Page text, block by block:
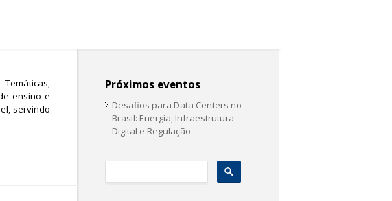
o
e
b
ensino e
servindo
Próximos eventos
Desafios para Data Centers no
Brasil: Energia, Infraestrutura
Digital e Regulação